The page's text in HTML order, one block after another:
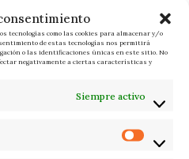
tecnologías como las cookies para almacenar y/o
de estas tecnologías nos permitirá
o las identificaciones únicas en este sitio. No
negativamente a ciertas características y
Siempre activo
emocional frente a la
la necesidad de comer
o ansiedad.